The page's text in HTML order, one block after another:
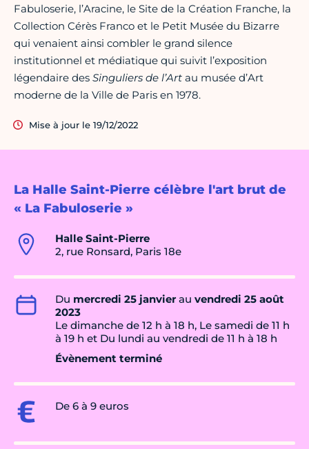
La Halle Saint-Pierre célèbre l'art brut de
« La Fabuloserie »
Halle Saint-Pierre
2, rue Ronsard, Paris 18e
Du mercredi 25 janvierau vendredi 25 août
2023
Le dimanche de 12 h à 18 h, Le samedi de 11 h
à 19 h et Du lundi au vendredi de 11 h à 18 h
Évènement terminé
De 6 à 9 euros
Fabuloserie, l’Aracine, le Site de la Création Franche, la
Collection Cérès Franco et le Petit Musée du Bizarre
qui venaient ainsi combler le grand silence
institutionnel et médiatique qui suivit l’exposition
légendaire des Singuliers de l’Art au musée d’Art
moderne de la Ville de Paris en 1978.
Mise à jour le 19/12/2022